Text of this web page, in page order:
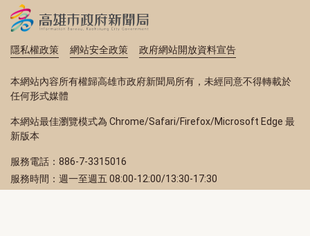
隱私權政策 網站安全政策 政府網站開放資料宣告
本網站內容所有權歸高雄市政府新聞局所有，未經同意不得轉載於
任何形式媒體
本網站最佳瀏覽模式為 Chrome/Safari/Firefox/Microsoft Edge 最
新版本
服務電話：886-7-3315016
服務時間：週一至週五 08:00-12:00/13:30-17:30